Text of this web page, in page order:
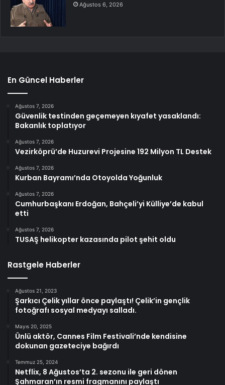
Ağustos 6, 2026
En Güncel Haberler
Ağustos 7, 2026
Güvenlik testinden geçemeyen kıyafet yasaklandı:
Bakanlık toplatıyor
Ağustos 7, 2026
Vezirköprü’de Huzurevi Projesine 192 Milyon TL Destek
Ağustos 7, 2026
Kurban Bayramı’nda Otoyolda Yoğunluk
Ağustos 7, 2026
Cumhurbaşkanı Erdoğan, Bahçeli’yi Külliye’de kabul
etti
Ağustos 7, 2026
TUSAŞ helikopter kazasında pilot şehit oldu
Rastgele Haberler
Ağustos 21, 2023
Şarkıcı Çelik yıllar önce paylaştı! Çelik’in gençlik
fotoğrafı sosyal medyayı salladı.
Mayıs 20, 2025
Ünlü aktör, Cannes Film Festivali’nde kendisine
dokunan gazeteciye bağırdı
Temmuz 25, 2024
Netflix, 8 Ağustos’ta 2. sezonu ile geri dönen
Şahmaran’ın resmi fragmanını paylaştı